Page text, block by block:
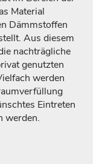
Material
Dämmstoffen
Aus diesem
nachträgliche
genutzten
werden
Eintreten
werden.